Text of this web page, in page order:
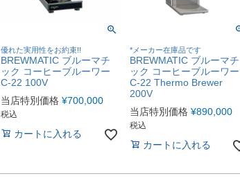
優れた実用性をお約束!!
BREWMATIC ブルーマチ
ック コーヒーブルーワー
C-22 100V
当店特別価格 ¥700,000
税込
カートに入れる
*メーカー在庫品です
BREWMATIC ブルーマチ
ック コーヒーブルーワー
C-22 Thermo Brewer
200V
当店特別価格 ¥890,000
税込
カートに入れる